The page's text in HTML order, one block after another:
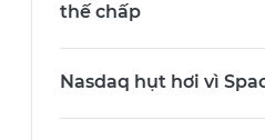
thế chấp
Nasdaq hụt hơi vì